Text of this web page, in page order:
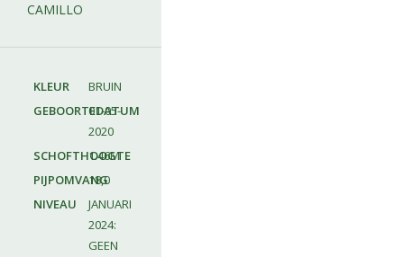
CAMILLO
KLEUR
BRUIN
GEBOORTEDATUM
01-05-
2020
SCHOFTHOOGTE
1.46M
PIJPOMVANG
18,0
NIVEAU
JANUARI
2024:
GEEN